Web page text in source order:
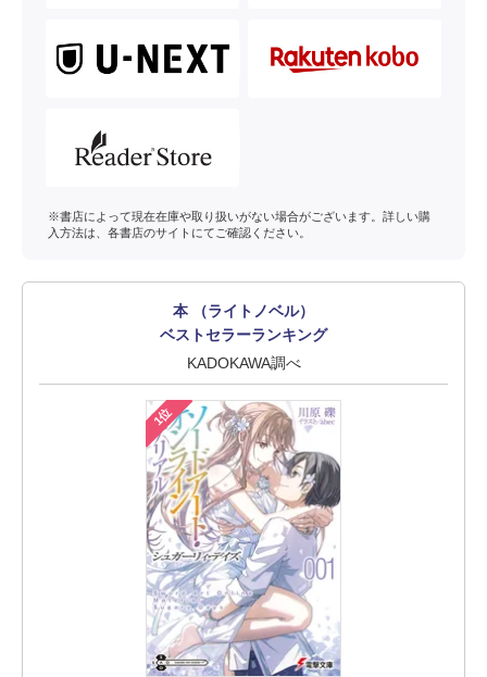
※書店によって現在在庫や取り扱いがない場合がございます。詳しい購
入方法は、各書店のサイトにてご確認ください。
本 （ライトノベル）
ベストセラーランキング
KADOKAWA調べ
1位